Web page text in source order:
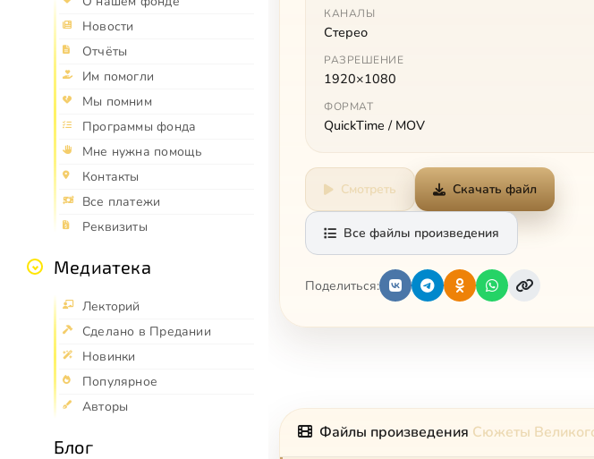
Новости
Отчёты
Им помогли
Мы помним
Программы фонда
Мне нужна помощь
Контакты
Все платежи
Реквизиты
Медиатека
Лекторий
Сделано в Предании
Новинки
Популярное
Авторы
Блог
КАНАЛЫ
Стерео
РАЗРЕШЕНИЕ
1920×1080
ФОРМАТ
QuickTime / MOV
Смотреть Скачать файл
Все файлы произведения
Поделиться:
Файлы произведения Сюжеты